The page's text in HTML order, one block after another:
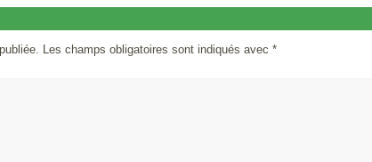
Les champs obligatoires sont indiqués avec *